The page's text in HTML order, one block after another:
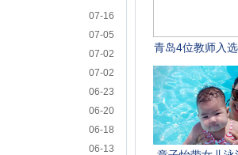
07-16
07-05
07-02
07-02
06-23
06-20
06-18
06-13